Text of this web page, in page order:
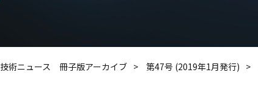
技術ニュース 冊子版アーカイブ 第47号 (2019年1月発行)